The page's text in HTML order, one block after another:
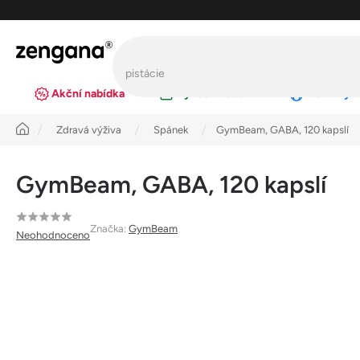
obsah
Akční nabídka
Úvod Zdravá výživa Spánek GymBeam, GABA, 120 kapslí
GymBeam, GABA, 120 kapslí
Průměrné
hodnocení
Neohodnoceno
Značka: GymBeam